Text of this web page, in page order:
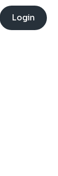
Login